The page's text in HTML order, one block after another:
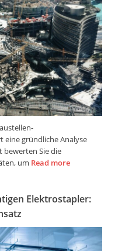
gründliche Analyse
bewerten Sie die
um Read more
Elektrostapler: